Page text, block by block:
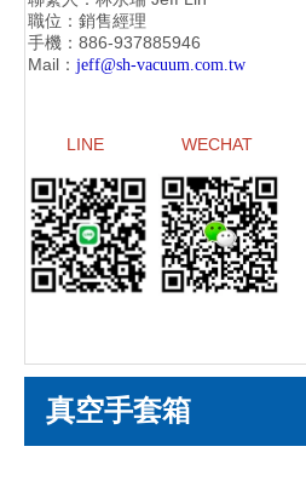
職位：銷售經理
手機：886-937885946
Mail： jeff@sh-vacuum.com.tw
LINE WECHAT
真空手套箱